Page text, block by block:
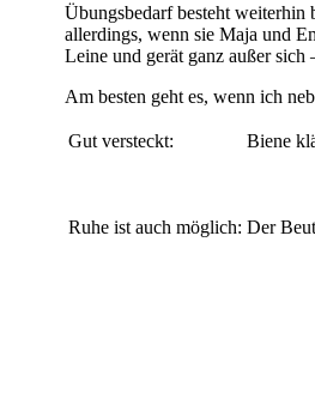
Übungsbedarf besteht weiterhin
allerdings, wenn sie Maja und
Leine und gerät ganz außer
Am besten geht es, wenn ich
Gut versteckt: Biene
Ruhe ist auch möglich: Der